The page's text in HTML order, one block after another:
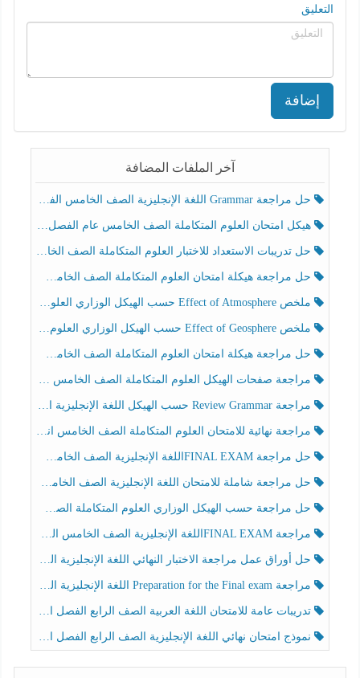
التعليق
إضافة
آخر الملفات المضافة
حل مراجعة Grammar اللغة الإنجليزية الصف الخامس الفصل الثالث
هيكل امتحان العلوم المتكاملة الصف الخامس عام الفصل الدراسي الثالث 2025-2026
حل تدريبات الاستعداد للاختبار العلوم المتكاملة الصف الخامس عام الفصل الثالث
حل مراجعة هيكلة امتحان العلوم المتكاملة الصف الخامس انسبير الفصل الثالث
ملخص Effect of Atmosphere حسب الهيكل الوزاري العلوم المتكاملة الصف الخامس انسبير الفصل الثالث
ملخص Effect of Geosphere حسب الهيكل الوزاري العلوم المتكاملة الصف الخامس انسبير الفصل الثالث
حل مراجعة هيكلة امتحان العلوم المتكاملة الصف الخامس عام الفصل الثالث
مراجعة صفحات الهيكل العلوم المتكاملة الصف الخامس انسبير الفصل الثالث
مراجعة Review Grammar حسب الهيكل اللغة الإنجليزية الصف الخامس الفصل الثالث
مراجعة نهائية للامتحان العلوم المتكاملة الصف الخامس انسبير الفصل الثالث
حل مراجعة FINAL EXAMاللغة الإنجليزية الصف الخامس الفصل الثالث
حل مراجعة شاملة للامتحان اللغة الإنجليزية الصف الخامس الفصل الثالث
حل مراجعة حسب الهيكل الوزاري العلوم المتكاملة الصف الخامس عام الفصل الثالث
مراجعة FINAL EXAMاللغة الإنجليزية الصف الخامس الفصل الثالث
حل أوراق عمل مراجعة الاختبار النهائي اللغة الإنجليزية الصف الرابع الفصل الثالث
مراجعة Preparation for the Final exam اللغة الإنجليزية الصف الرابع الفصل الثالث
تدريبات عامة للامتحان اللغة العربية الصف الرابع الفصل الثالث
نموذج امتحان نهائي اللغة الإنجليزية الصف الرابع الفصل الثالث